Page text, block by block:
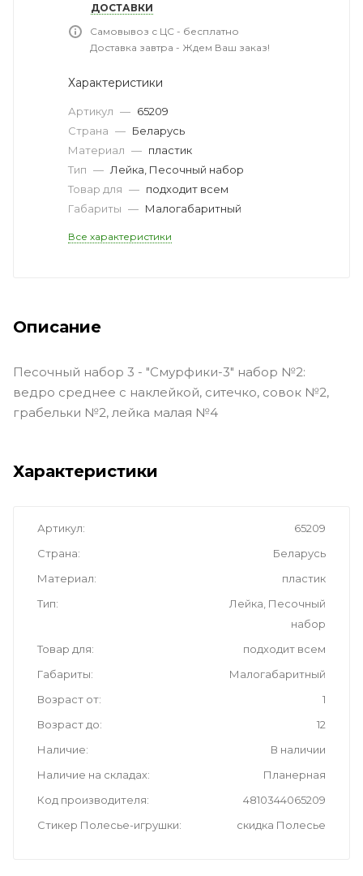
ДОСТАВКИ
Самовывоз с ЦС - бесплатно
Доставка завтра - Ждем Ваш заказ!
Характеристики
Артикул — 65209
Страна — Беларусь
Материал — пластик
Тип — Лейка, Песочный набор
Товар для — подходит всем
Габариты — Малогабаритный
Все характеристики
Описание
Песочный набор 3 - "Смурфики-3" набор №2:
ведро среднее с наклейкой, ситечко, совок №2,
грабельки №2, лейка малая №4
Характеристики
Артикул
65209
Страна
Беларусь
Материал
пластик
Тип
Лейка, Песочный
набор
Товар для
подходит всем
Габариты
Малогабаритный
Возраст от
1
Возраст до
12
Наличие
В наличии
Наличие на складах
Планерная
Код производителя
4810344065209
Стикер Полесье-игрушки
скидка Полесье